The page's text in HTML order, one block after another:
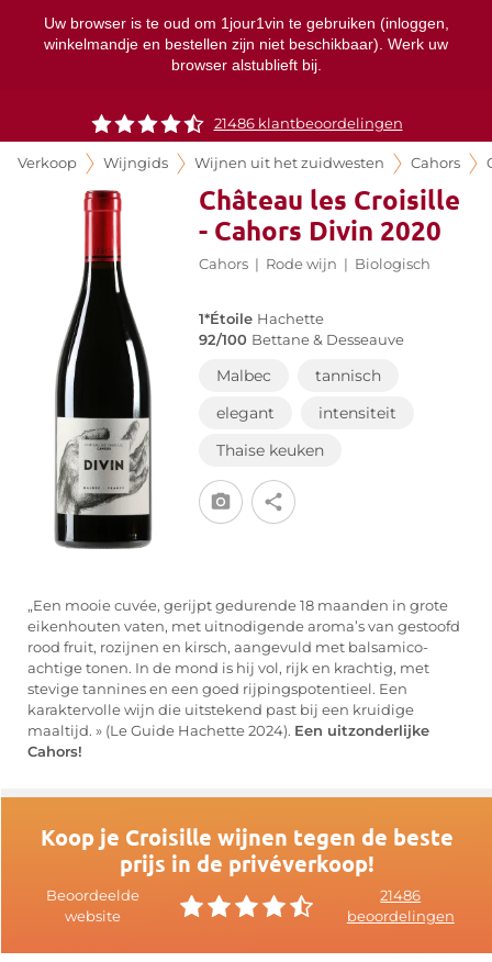
Uw browser is te oud om 1jour1vin te gebruiken (inloggen,
winkelmandje en bestellen zijn niet beschikbaar). Werk uw
browser alstublieft bij.
21486 klantbeoordelingen
Verkoop Wijngids Wijnen uit het zuidwesten Cahors
Château les Croisille
- Cahors Divin 2020
Cahors | Rode wijn | Biologisch
1*Étoile Hachette
92/100 Bettane & Desseauve
Malbec
tannisch
elegant
intensiteit
Thaise keuken
„Een mooie cuvée, gerijpt gedurende 18 maanden in grote
eikenhouten vaten, met uitnodigende aroma’s van gestoofd
rood fruit, rozijnen en kirsch, aangevuld met balsamico-
achtige tonen. In de mond is hij vol, rijk en krachtig, met
stevige tannines en een goed rijpingspotentieel. Een
karaktervolle wijn die uitstekend past bij een kruidige
maaltijd. » (Le Guide Hachette 2024). Een uitzonderlijke
Cahors!
Koop je Croisille wijnen tegen de beste
prijs in de privéverkoop!
Beoordeelde
website
21486
beoordelingen